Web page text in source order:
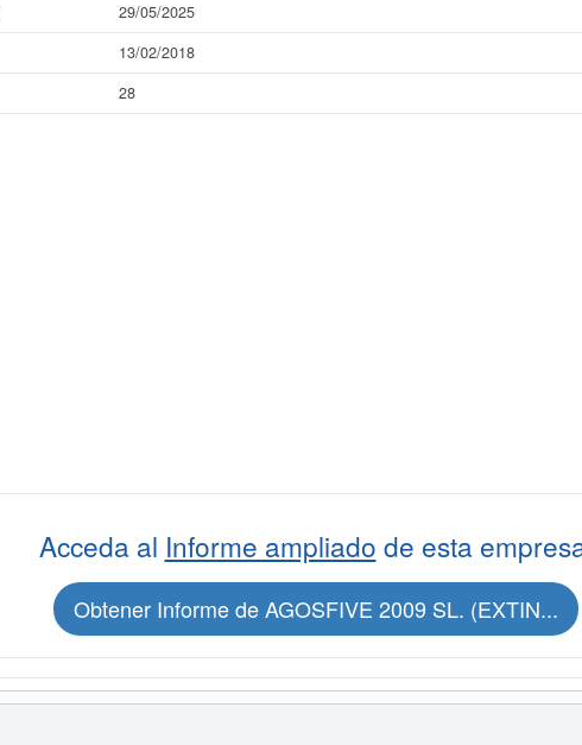
29/05/2025
13/02/2018
28
Acceda al Informe ampliado de esta
Obtener Informe de AGOSFIVE 2009 SL. (EXTIN...